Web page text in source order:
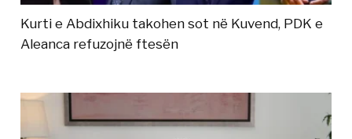
Kurti e Abdixhiku takohen sot në Kuvend, PDK e
Aleanca refuzojnë ftesën